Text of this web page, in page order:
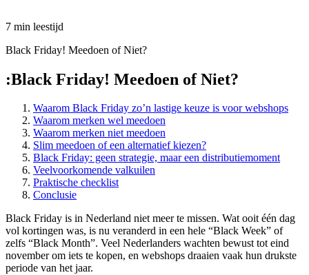
7 min leestijd
Black Friday! Meedoen of Niet?
:Black Friday! Meedoen of Niet?
Waarom Black Friday zo’n lastige keuze is voor webshops
Waarom merken wel meedoen
Waarom merken niet meedoen
Slim meedoen of een alternatief kiezen?
Black Friday: geen strategie, maar een distributiemoment
Veelvoorkomende valkuilen
Praktische checklist
Conclusie
Black Friday is in Nederland niet meer te missen. Wat ooit één dag
vol kortingen was, is nu veranderd in een hele “Black Week” of
zelfs “Black Month”. Veel Nederlanders wachten bewust tot eind
november om iets te kopen, en webshops draaien vaak hun drukste
periode van het jaar.